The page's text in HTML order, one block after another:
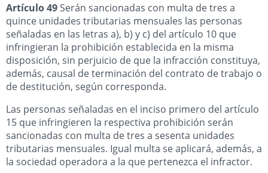
Artículo 49Serán sancionadas con multa de tres a
quince unidades tributarias mensuales las personas
señaladas en las letras a), b) y c) del artículo 10 que
infringieran la prohibición establecida en la misma
disposición, sin perjuicio de que la infracción constituya,
además, causal de terminación del contrato de trabajo o
de destitución, según corresponda.
Las personas señaladas en el inciso primero del artículo
15 que infringieren la respectiva prohibición serán
sancionadas con multa de tres a sesenta unidades
tributarias mensuales. Igual multa se aplicará, además, a
la sociedad operadora a la que pertenezca el infractor.